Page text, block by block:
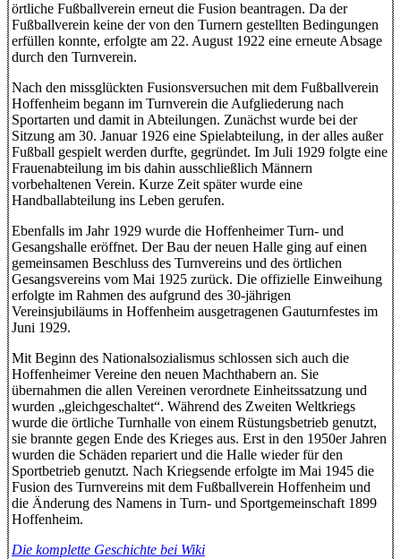
örtliche Fußballverein erneut die Fusion beantragen. Da der
Fußballverein keine der von den Turnern gestellten Bedingungen
erfüllen konnte, erfolgte am 22. August 1922 eine erneute Absage
durch den Turnverein.
Nach den missglückten Fusionsversuchen mit dem Fußballverein
Hoffenheim begann im Turnverein die Aufgliederung nach
Sportarten und damit in Abteilungen. Zunächst wurde bei der
Sitzung am 30. Januar 1926 eine Spielabteilung, in der alles außer
Fußball gespielt werden durfte, gegründet. Im Juli 1929 folgte eine
Frauenabteilung im bis dahin ausschließlich Männern
vorbehaltenen Verein. Kurze Zeit später wurde eine
Handballabteilung ins Leben gerufen.
Ebenfalls im Jahr 1929 wurde die Hoffenheimer Turn- und
Gesangshalle eröffnet. Der Bau der neuen Halle ging auf einen
gemeinsamen Beschluss des Turnvereins und des örtlichen
Gesangsvereins vom Mai 1925 zurück. Die offizielle Einweihung
erfolgte im Rahmen des aufgrund des 30-jährigen
Vereinsjubiläums in Hoffenheim ausgetragenen Gauturnfestes im
Juni 1929.
Mit Beginn des Nationalsozialismus schlossen sich auch die
Hoffenheimer Vereine den neuen Machthabern an. Sie
übernahmen die allen Vereinen verordnete Einheitssatzung und
wurden „gleichgeschaltet“. Während des Zweiten Weltkriegs
wurde die örtliche Turnhalle von einem Rüstungsbetrieb genutzt,
sie brannte gegen Ende des Krieges aus. Erst in den 1950er Jahren
wurden die Schäden repariert und die Halle wieder für den
Sportbetrieb genutzt. Nach Kriegsende erfolgte im Mai 1945 die
Fusion des Turnvereins mit dem Fußballverein Hoffenheim und
die Änderung des Namens in Turn- und Sportgemeinschaft 1899
Hoffenheim.
Die komplette Geschichte bei Wiki